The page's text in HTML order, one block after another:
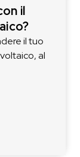
il
il tuo
al